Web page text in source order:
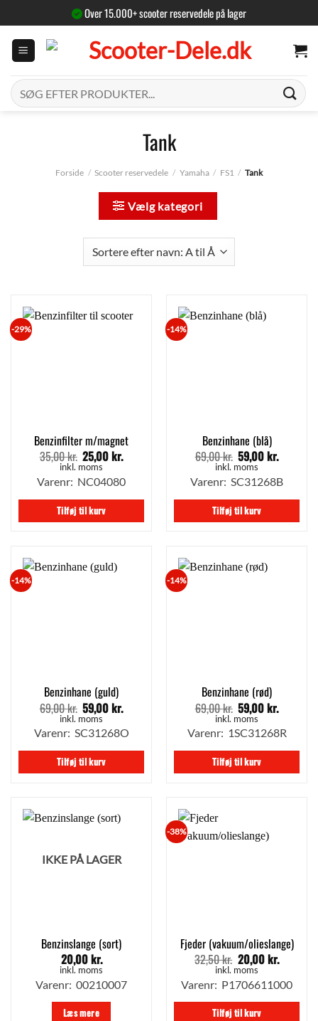
til
indhold
Over 15.000+ scooter reservedele på lager
Søg
efter:
Tank
Forside / Scooter reservedele / Yamaha / FS1 / Tank
Vælg kategori
-29%
Benzinfilter m/magnet
35,00kr. Den
oprindelige
pris
var:
35,00 kr..
25,00kr.
pris
er:
25,00 kr..
inkl. moms
Varenr: NC04080
Tilføj til kurv
-14%
Benzinhane (blå)
69,00kr. Den
oprindelige
pris
var:
69,00 kr..
59,00kr.
pris
er:
59,00
inkl. moms
Varenr: SC31268B
Tilføj til kurv
-14%
Benzinhane (guld)
69,00kr. Den
oprindelige
pris
var:
69,00 kr..
59,00kr.
pris
er:
59,00 kr..
inkl. moms
Varenr: SC31268O
Tilføj til kurv
-14%
Benzinhane (rød)
69,00kr. Den
oprindelige
pris
var:
69,00 kr..
59,00kr.
pris
er:
59,00
inkl. moms
Varenr: 1SC31268R
Tilføj til kurv
IKKE PÅ LAGER
Benzinslange (sort)
20,00kr.
inkl. moms
Varenr: 00210007
Læs mere
-38%
Fjeder (vakuum/olieslange)
32,50kr. Den
oprindelige
pris
var:
32,50 kr..
20,00kr.
pris
er:
20,00
inkl. moms
Varenr: P1706611000
Tilføj til kurv